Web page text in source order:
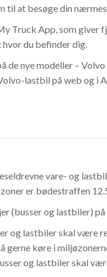
til at besøge din
Truck App, som giver
hvor du befinder dig.
de nye modeller –
lastbil på web og i
vare- og
er bødestraffen
(busser og lastbiler)
og lastbiler skal være
gerne køre i
og lastbiler skal